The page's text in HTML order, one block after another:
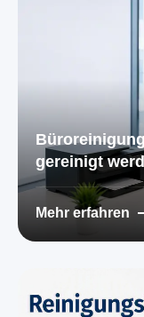
gereinigt
Mehr erfahren